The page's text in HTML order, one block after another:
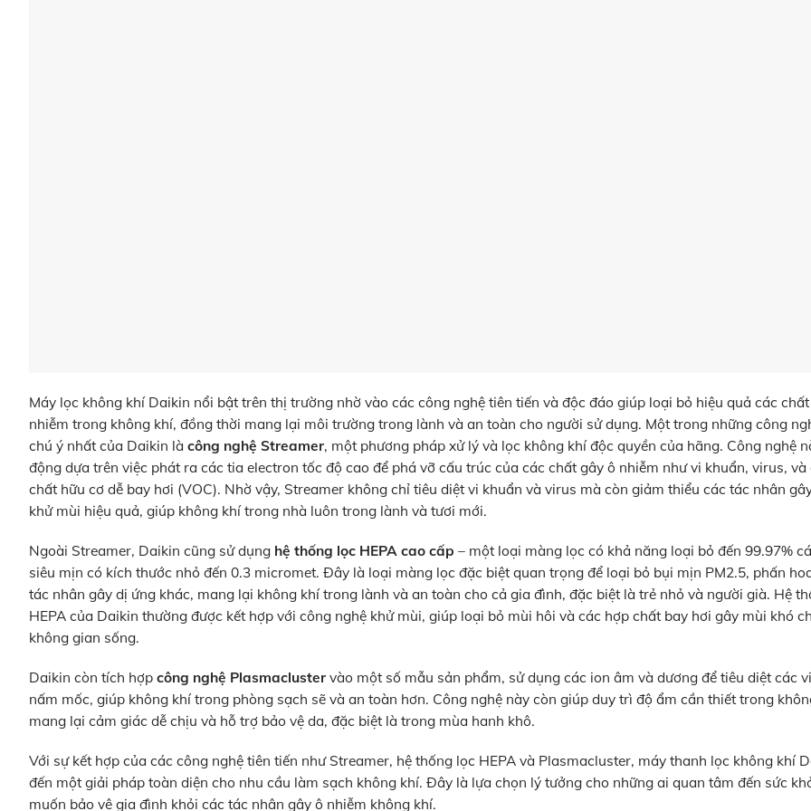
Máy lọc không khí Daikin nổi bật trên thị trường nhờ vào các công nghệ tiên tiến và độc đáo giúp loại bỏ hiệu quả các
nhiễm trong không khí, đồng thời mang lại môi trường trong lành và an toàn cho người sử dụng. Một trong những công
chú ý nhất của Daikin là công nghệ Streamer, một phương pháp xử lý và lọc không khí độc quyền của hãng. Công nghệ
động dựa trên việc phát ra các tia electron tốc độ cao để phá vỡ cấu trúc của các chất gây ô nhiễm như vi khuẩn, virus, và
chất hữu cơ dễ bay hơi (VOC). Nhờ vậy, Streamer không chỉ tiêu diệt vi khuẩn và virus mà còn giảm thiểu các tác nhân
khử mùi hiệu quả, giúp không khí trong nhà luôn trong lành và tươi mới.
Ngoài Streamer, Daikin cũng sử dụng hệ thống lọc HEPA cao cấp – một loại màng lọc có khả năng loại bỏ đến 99.97%
siêu mịn có kích thước nhỏ đến 0.3 micromet. Đây là loại màng lọc đặc biệt quan trọng để loại bỏ bụi mịn PM2.5, phấn
tác nhân gây dị ứng khác, mang lại không khí trong lành và an toàn cho cả gia đình, đặc biệt là trẻ nhỏ và người già. Hệ
HEPA của Daikin thường được kết hợp với công nghệ khử mùi, giúp loại bỏ mùi hôi và các hợp chất bay hơi gây mùi khó
không gian sống.
Daikin còn tích hợp công nghệ Plasmacluster vào một số mẫu sản phẩm, sử dụng các ion âm và dương để tiêu diệt các
nấm mốc, giúp không khí trong phòng sạch sẽ và an toàn hơn. Công nghệ này còn giúp duy trì độ ẩm cần thiết trong
mang lại cảm giác dễ chịu và hỗ trợ bảo vệ da, đặc biệt là trong mùa hanh khô.
Với sự kết hợp của các công nghệ tiên tiến như Streamer, hệ thống lọc HEPA và Plasmacluster, máy thanh lọc không khí
đến một giải pháp toàn diện cho nhu cầu làm sạch không khí. Đây là lựa chọn lý tưởng cho những ai quan tâm đến sức
muốn bảo vệ gia đình khỏi các tác nhân gây ô nhiễm không khí.